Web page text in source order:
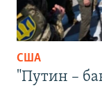
США
"Путин –